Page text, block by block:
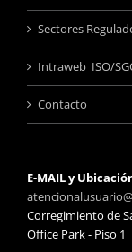
Sectores
Intraweb ISO/
Contacto
E-MAIL y
Corregimiento de
Office Park - Piso 1